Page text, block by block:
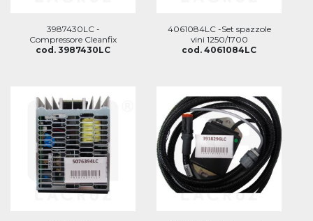
3987430LC -
Compressore Cleanfix
cod. 3987430LC
4061084LC -Set spazzole
vini 1250/1700
cod. 4061084LC